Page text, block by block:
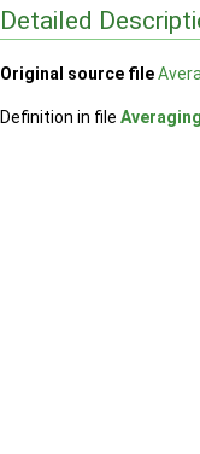
Detailed
Original source file
Definition in file